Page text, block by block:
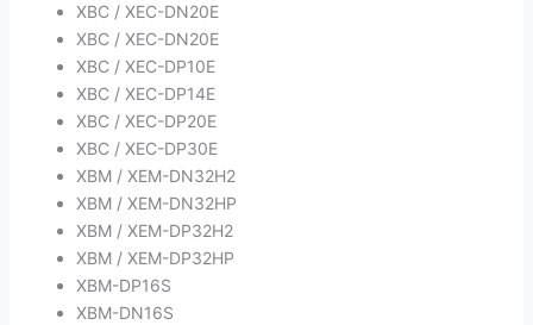
XBC / XEC-DN20E
XBC / XEC-DN20E
XBC / XEC-DP10E
XBC / XEC-DP14E
XBC / XEC-DP20E
XBC / XEC-DP30E
XBM / XEM-DN32H2
XBM / XEM-DN32HP
XBM / XEM-DP32H2
XBM / XEM-DP32HP
XBM-DP16S
XBM-DN16S